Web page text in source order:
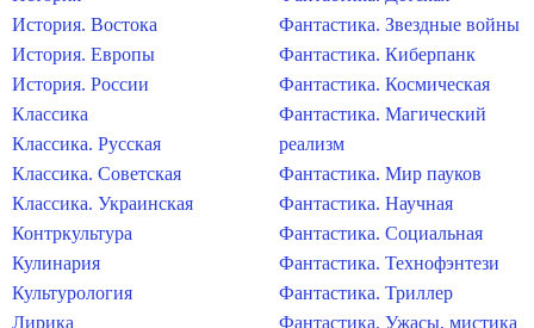
История. Востока
История. Европы
История. России
Классика
Классика. Русская
Классика. Советская
Классика. Украинская
Контркультура
Кулинария
Культурология
Лирика
Фантастика. Звездные войны
Фантастика. Киберпанк
Фантастика. Космическая
Фантастика. Магический
реализм
Фантастика. Мир пауков
Фантастика. Научная
Фантастика. Социальная
Фантастика. Технофэнтези
Фантастика. Триллер
Фантастика. Ужасы, мистика